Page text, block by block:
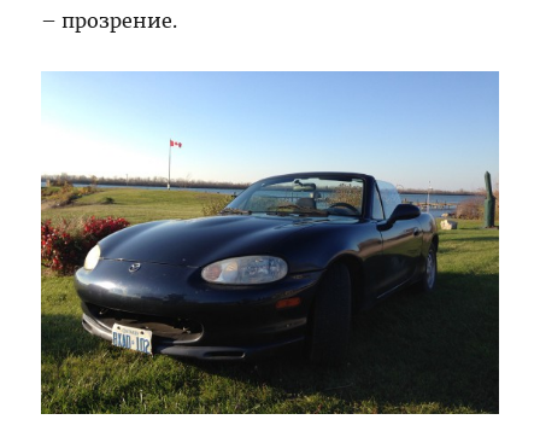
– прозрение.